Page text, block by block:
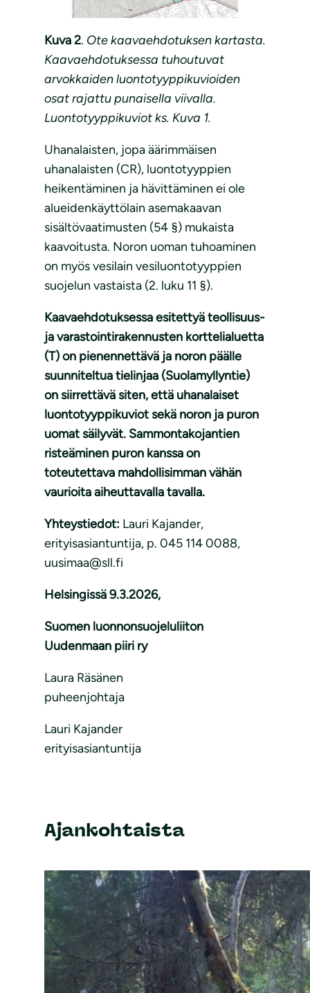
Kuva 2. Ote kaavaehdotuksen kartasta.
Kaavaehdotuksessa tuhoutuvat
arvokkaiden luontotyyppikuvioiden
osat rajattu punaisella viivalla.
Luontotyyppikuviot ks. Kuva 1.
Uhanalaisten, jopa äärimmäisen
uhanalaisten (CR), luontotyyppien
heikentäminen ja hävittäminen ei ole
alueidenkäyttölain asemakaavan
sisältövaatimusten (54 §) mukaista
kaavoitusta. Noron uoman tuhoaminen
on myös vesilain vesiluontotyyppien
suojelun vastaista (2. luku 11 §).
Kaavaehdotuksessa esitettyä teollisuus-
ja varastointirakennusten korttelialuetta
(T) on pienennettävä ja noron päälle
suunniteltua tielinjaa (Suolamyllyntie)
on siirrettävä siten, että uhanalaiset
luontotyyppikuviot sekä noron ja puron
uomat säilyvät. Sammontakojantien
risteäminen puron kanssa on
toteutettava mahdollisimman vähän
vaurioita aiheuttavalla tavalla.
Yhteystiedot: Lauri Kajander,
erityisasiantuntija, p. 045 114 0088,
uusimaa@sll.fi
Helsingissä 9.3.2026,
Suomen luonnonsuojeluliiton
Uudenmaan piiri ry
Laura Räsänen
puheenjohtaja
Lauri Kajander
erityisasiantuntija
Ajankohtaista